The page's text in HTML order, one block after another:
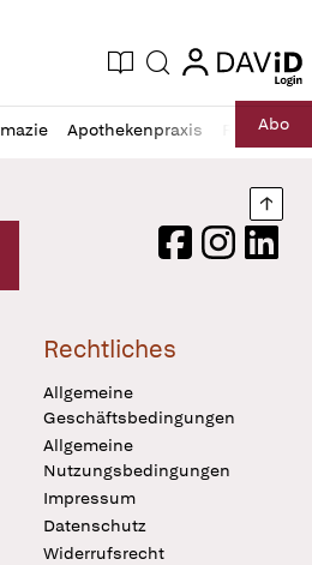
Zeitung
Aktuelle Ausgabe
Suche login
login
Apothekenpraxis RechtAbo
Logo
FacebookInstagram
Rechtliches
Allgemeine
Geschäftsbedingungen
Allgemeine
Nutzungsbedingungen
Impressum
Datenschutz
Widerrufsrecht